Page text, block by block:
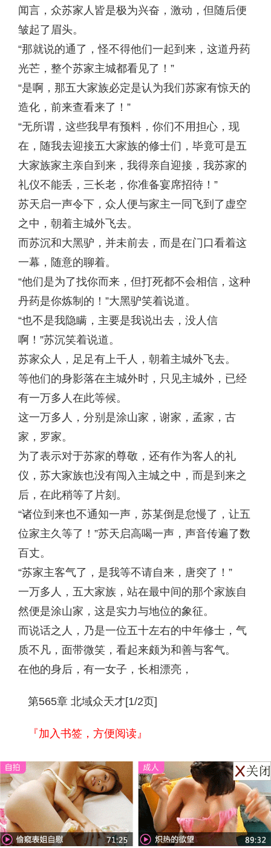
闻言，众苏家人皆是极为兴奋，激动，但随后便
皱起了眉头。
“那就说的通了，怪不得他们一起到来，这道丹药
光芒，整个苏家主城都看见了！”
“是啊，那五大家族必定是认为我们苏家有惊天的
造化，前来查看来了！”
“无所谓，这些我早有预料，你们不用担心，现
在，随我去迎接五大家族的修士们，毕竟可是五
大家族家主亲自到来，我得亲自迎接，我苏家的
礼仪不能丢，三长老，你准备宴席招待！”
苏天启一声令下，众人便与家主一同飞到了虚空
之中，朝着主城外飞去。
而苏沉和大黑驴，并未前去，而是在门口看着这
一幕，随意的聊着。
“他们是为了找你而来，但打死都不会相信，这种
丹药是你炼制的！”大黑驴笑着说道。
“也不是我隐瞒，主要是我说出去，没人信
啊！”苏沉笑着说道。
苏家众人，足足有上千人，朝着主城外飞去。
等他们的身影落在主城外时，只见主城外，已经
有一万多人在此等候。
这一万多人，分别是涂山家，谢家，孟家，古
家，罗家。
为了表示对于苏家的尊敬，还有作为客人的礼
仪，苏大家族也没有闯入主城之中，而是到来之
后，在此稍等了片刻。
“诸位到来也不通知一声，苏某倒是怠慢了，让五
位家主久等了！”苏天启高喝一声，声音传遍了数
百丈。
“苏家主客气了，是我等不请自来，唐突了！”
一万多人，五大家族，站在最中间的那个家族自
然便是涂山家，这是实力与地位的象征。
而说话之人，乃是一位五十左右的中年修士，气
质不凡，面带微笑，看起来颇为和善与客气。
在他的身后，有一女子，长相漂亮，
第565章 北域众天才[1/2页]
『加入书签，方便阅读』